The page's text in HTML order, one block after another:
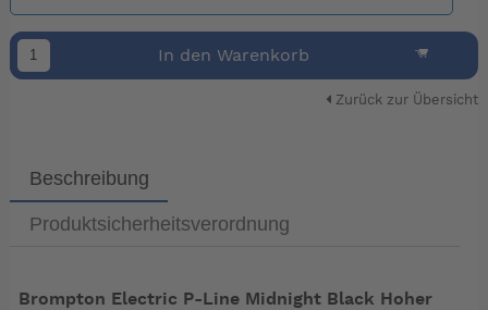
In den Warenkorb
Zurück zur Übersicht
Beschreibung
Produktsicherheitsverordnung
Brompton Electric P-Line Midnight Black Hoher